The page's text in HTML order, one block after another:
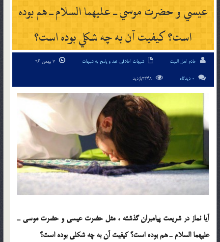
عيسي و حضرت موسي ـ عليهما السلام ـ هم بوده
است؟ کيفيت آن به چه شکلي بوده است؟
خادم اهل البیت شبهات اخلاقی, نقد و پاسخ به شبهات
0 دیدگاه
آيا نماز در شريعت پيامبران گذشته ، مثل حضرت عيسي و حضرت موسي ـ
عليهما السلام ـ هم بوده است؟ کيفيت آن به چه شکلي بوده است؟